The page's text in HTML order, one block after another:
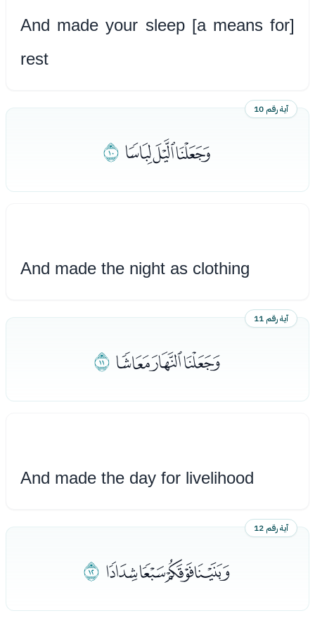
And made your sleep [a means for]
rest
آية رقم 10
ﭳﭴﭵﭶ
And made the night as clothing
آية رقم 11
ﭷﭸﭹﭺ
And made the day for livelihood
آية رقم 12
ﭻﭼﭽﭾﭿ